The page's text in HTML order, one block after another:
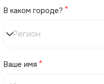
В каком городе?
Регион
Ваше имя